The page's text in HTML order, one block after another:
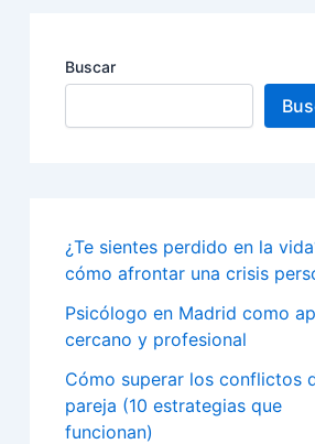
Buscar
¿Te sientes perdido en la
cómo afrontar una crisis
Psicólogo en Madrid como
cercano y profesional
Cómo superar los conflictos
pareja (10 estrategias que
funcionan)